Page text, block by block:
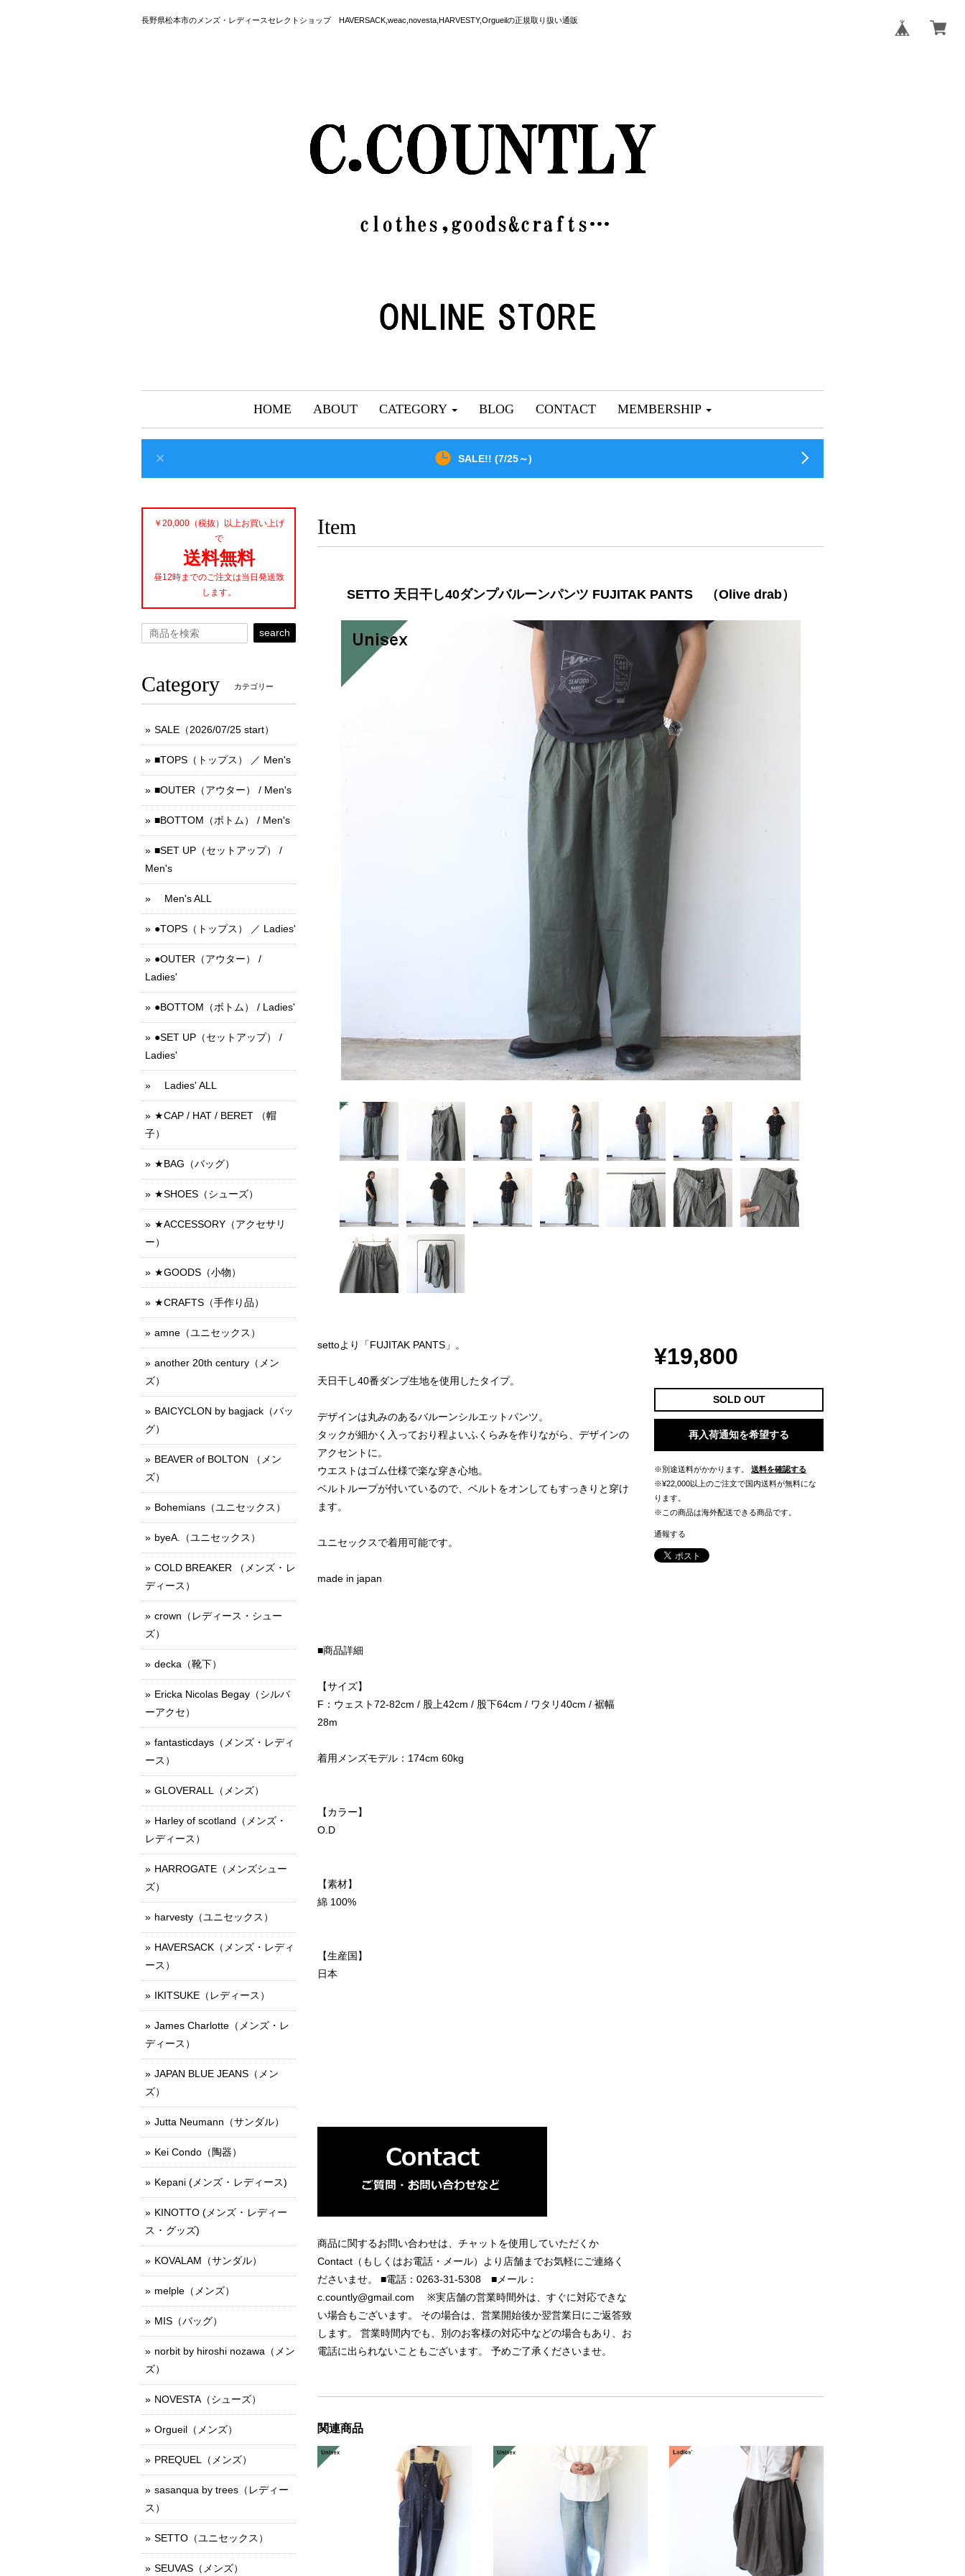
長野県松本市のメンズ・レディースセレクトショップ HAVERSACK,weac,novesta,HARVESTY,Orgueilの正規取り扱い通販
HOME ABOUT CATEGORY BLOG CONTACT MEMBERSHIP
SALE!! (7/25～)
Item
SETTO 天日干し40ダンプバルーンパンツ FUJITAK PANTS （Olive drab）
settoより「FUJITAK PANTS」。
天日干し40番ダンプ生地を使用したタイプ。
デザインは丸みのあるバルーンシルエットパンツ。
タックが細かく入っており程よいふくらみを作りながら、デザインの
アクセントに。
ウエストはゴム仕様で楽な穿き心地。
ベルトループが付いているので、ベルトをオンしてもすっきりと穿け
ます。
ユニセックスで着用可能です。
made in japan
■商品詳細
【サイズ】
F：ウェスト72-82cm / 股上42cm / 股下64cm / ワタリ40cm / 裾幅
28m
着用メンズモデル：174cm 60kg
【カラー】
O.D
【素材】
綿 100%
【生産国】
日本
商品に関するお問い合わせは、チャットを使用していただくか
Contact（もしくはお電話・メール）より店舗までお気軽にご連絡く
ださいませ。 ■電話：0263-31-5308 ■メール：
c.countly@gmail.com ※実店舗の営業時間外は、すぐに対応できな
い場合もございます。 その場合は、営業開始後か翌営業日にご返答致
します。 営業時間内でも、別のお客様の対応中などの場合もあり、お
電話に出られないこともございます。 予めご了承くださいませ。
¥19,800
SOLD OUT
再入荷通知を希望する
※別途送料がかかります。
送料を確認する
※¥22,000以上のご注文で国内送料が無料にな
ります。
※この商品は海外配送できる商品です。
通報する
関連商品
￥20,000（税抜）以上お買い上げ
で
送料無料
昼12時までのご注文は当日発送致
します。
search
Category カテゴリー
SALE（2026/07/25 start）
■TOPS（トップス） ／ Men's
■OUTER（アウター） / Men's
■BOTTOM（ボトム） / Men's
■SET UP（セットアップ） /
Men's
Men's ALL
●TOPS（トップス） ／ Ladies'
●OUTER（アウター） /
Ladies'
●BOTTOM（ボトム） / Ladies'
●SET UP（セットアップ） /
Ladies'
Ladies' ALL
★CAP / HAT / BERET （帽
子）
★BAG（バッグ）
★SHOES（シューズ）
★ACCESSORY（アクセサリ
ー）
★GOODS（小物）
★CRAFTS（手作り品）
amne（ユニセックス）
another 20th century（メン
ズ）
BAICYCLON by bagjack（バッ
グ）
BEAVER of BOLTON （メン
ズ）
Bohemians（ユニセックス）
byeA.（ユニセックス）
COLD BREAKER （メンズ ･ レ
ディース）
crown（レディース・シュー
ズ）
decka（靴下）
Ericka Nicolas Begay（シルバ
ーアクセ）
fantasticdays（メンズ・レディ
ース）
GLOVERALL（メンズ）
Harley of scotland（メンズ・
レディース）
HARROGATE（メンズシュー
ズ）
harvesty（ユニセックス）
HAVERSACK（メンズ・レディ
ース）
IKITSUKE（レディース）
James Charlotte（メンズ・レ
ディース）
JAPAN BLUE JEANS（メン
ズ）
Jutta Neumann（サンダル）
Kei Condo（陶器）
Kepani (メンズ ･ レディース)
KINOTTO (メンズ ･ レディー
ス ･ グッズ)
KOVALAM（サンダル）
melple（メンズ）
MIS（バッグ）
norbit by hiroshi nozawa（メン
ズ）
NOVESTA（シューズ）
Orgueil（メンズ）
PREQUEL（メンズ）
sasanqua by trees（レディー
ス）
SETTO（ユニセックス）
SEUVAS（メンズ）